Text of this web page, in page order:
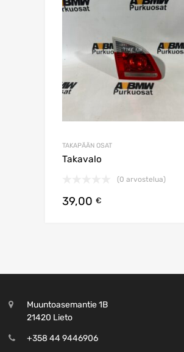
TAKAPÄÄN OSAT
Takavalo
(0 arvostelua)
39,00 €
Muuntoasemantie 1B
21420 Lieto
+358 44 9446906